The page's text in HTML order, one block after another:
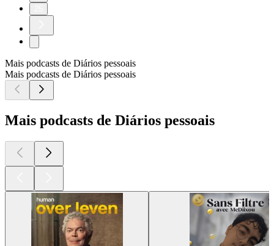
Mais podcasts de Diários pessoais
Mais podcasts de Diários pessoais
Mais podcasts de Diários pessoais